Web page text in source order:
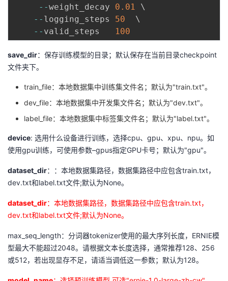
- -weight_decay 0.01
\
- - logging_steps 50
  \
- - valid_steps 100
save_dir：保存训练模型的目录；默认保存在当前目录checkpoint
文件夹下。
train_file：本地数据集中训练集文件名；默认为"train.txt"。
dev_file：本地数据集中开发集文件名；默认为"dev.txt"。
label_file：本地数据集中标签集文件名；默认为"label.txt"。
device: 选用什么设备进行训练，选择cpu、gpu、xpu、npu。如
使用gpu训练，可使用参数–gpus指定GPU卡号；默认为"gpu"。
dataset_dir：：本地数据集路径，数据集路径中应包含train.txt，
dev.txt和label.txt文件;默认为None。
dataset_dir：本地数据集路径，数据集路径中应包含train.txt，
dev.txt和label.txt文件;默认为None。
max_seq_length：分词器tokenizer使用的最大序列长度，ERNIE模
型最大不能超过2048。请根据文本长度选择，通常推荐128、256
或512，若出现显存不足，请适当调低这一参数；默认为128。